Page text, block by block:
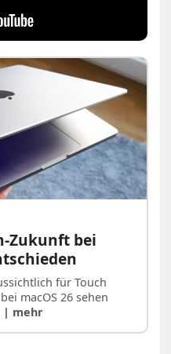
Zukunft bei
für Touch
macOS 26 sehen
| mehr